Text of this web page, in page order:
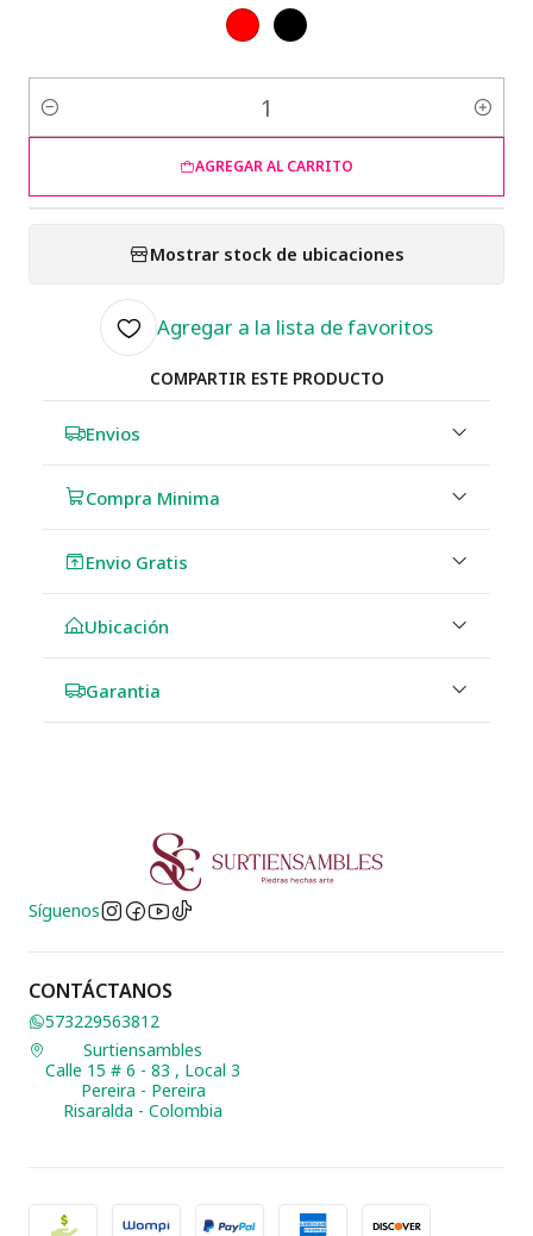
Cantidad
AGREGAR AL CARRITO
Mostrar stock de ubicaciones
Agregar a la lista de favoritos
COMPARTIR ESTE PRODUCTO
Envios
Compra Minima
Envio Gratis
Ubicación
Garantia
Síguenos
CONTÁCTANOS
573229563812
Surtiensambles
Calle 15 # 6 - 83 , Local 3
Pereira - Pereira
Risaralda - Colombia